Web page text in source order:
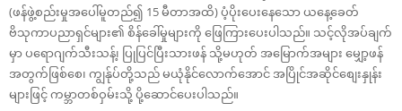
(ဖန်ဖွဲ့စည်းမှုအပေါ်မူတည်၍ 15 မီတာအထိ) ပံ့ပိုးပေးနေသော ယနေ့ခေတ်
ဗိသုကာပညာရှင်များ၏ စိန်ခေါ်မှုများကို ဖြေကြားပေးပါသည်။ သင့်လိုအပ်ချက်
မှာ ပရောဂျက်သီးသန့်၊ ပြုပြင်ပြီးသားဖန် သို့မဟုတ် အမြောက်အများ မျှော့ဖန်
အတွက်ဖြစ်စေ၊ ကျွန်ုပ်တို့သည် မယုံနိုင်လောက်အောင် အပြိုင်အဆိုင်စျေးနှုန်း
များဖြင့် ကမ္ဘာတစ်ဝှမ်းသို့ ပို့ဆောင်ပေးပါသည်။